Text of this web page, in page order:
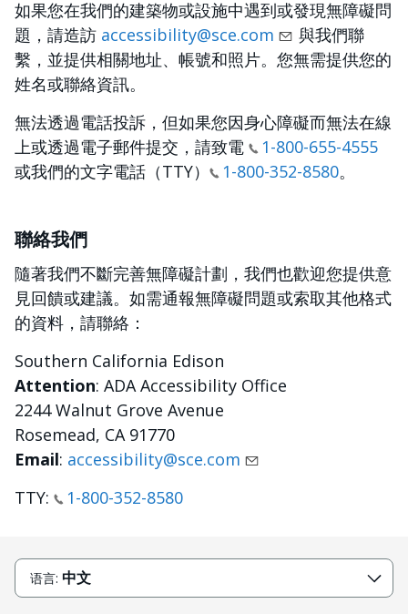
如果您在我們的建築物或設施中遇到或發現無障礙問
題，請造訪 accessibility@sce.com
與我們聯
繫，並提供相關地址、帳號和照片。您無需提供您的
姓名或聯絡資訊。
無法透過電話投訴，但如果您因身心障礙而無法在線
上或透過電子郵件提交，請致電
1-800-655-4555
或我們的文字電話（TTY）
1-800-352-8580。
聯絡我們
隨著我們不斷完善無障礙計劃，我們也歡迎您提供意
見回饋或建議。如需通報無障礙問題或索取其他格式
的資料，請聯絡：
Southern California Edison
Attention: ADA Accessibility Office
2244 Walnut Grove Avenue
Rosemead, CA 91770
Email: accessibility@sce.com
TTY:
1-800-352-8580
语言: 中文